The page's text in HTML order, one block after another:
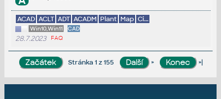
ACAD ACLT ADT ACADM Plant Map Ci...
Win10,Win11 CAD
28.7.2023 FAQ
Stránka 1 z 155 » »|